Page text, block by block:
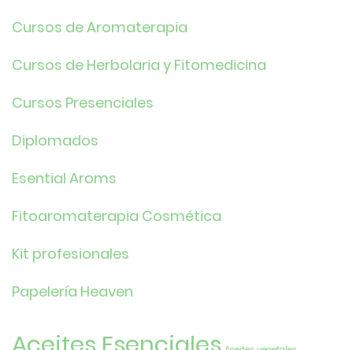
Cursos de Aromaterapia
Cursos de Herbolaria y Fitomedicina
Cursos Presenciales
Diplomados
Esential Aroms
Fitoaromaterapia Cosmética
Kit profesionales
Papelería Heaven